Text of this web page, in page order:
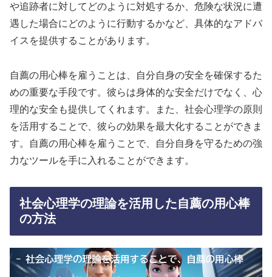
や追跡者に対してどのように対処するか、危険な状況に遭
遇した場合にどのように行動するかなど、具体的なアドバ
イスを提供することがあります。
自薦の用心棒を雇うことは、自分自身の安全を確保するた
めの重要な手段です。彼らは身体的な安全だけでなく、心
理的な安全も提供してくれます。また、社会心理学の原則
を活用することで、彼らの効果を最大化することができま
す。自薦の用心棒を雇うことで、自分自身を守るための強
力なツールを手に入れることができます。
社会心理学の理論を活用した自薦の用心棒
の方法